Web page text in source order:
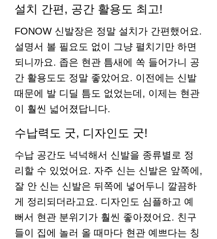
설치 간편, 공간 활용도 최고!
FONOW 신발장은 정말 설치가 간편했어요.
설명서 볼 필요도 없이 그냥 펼치기만 하면
되니까요. 좁은 현관 틈새에 쏙 들어가니 공
간 활용도도 정말 좋았어요. 이전에는 신발
때문에 발 디딜 틈도 없었는데, 이제는 현관
이 훨씬 넓어졌답니다.
수납력도 굿, 디자인도 굿!
수납 공간도 넉넉해서 신발을 종류별로 정
리할 수 있었어요. 자주 신는 신발은 앞쪽에,
잘 안 신는 신발은 뒤쪽에 넣어두니 깔끔하
게 정리되더라고요. 디자인도 심플하고 예
뻐서 현관 분위기가 훨씬 좋아졌어요. 친구
들이 집에 놀러 올 때마다 현관 예쁘다는 칭